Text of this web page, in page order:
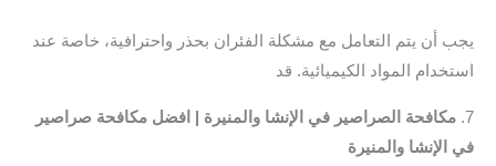
يجب أن يتم التعامل مع مشكلة الفئران بحذر واحترافية، خاصة عند
استخدام المواد الكيميائية. قد
7. مكافحة الصراصير في الإنشا والمنيرة | افضل مكافحة صراصير
في الإنشا والمنيرة